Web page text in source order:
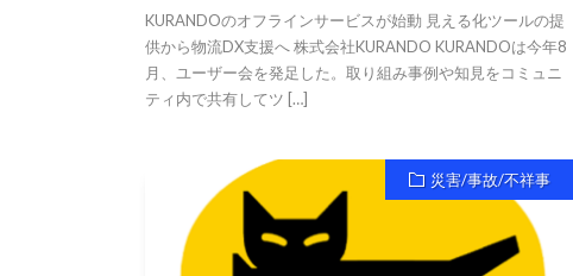
KURANDOのオフラインサービスが始動 見える化ツールの提
供から物流DX支援へ 株式会社KURANDO KURANDOは今年8
月、ユーザー会を発足した。取り組み事例や知見をコミュニ
ティ内で共有してツ […]
災害/事故/不祥事